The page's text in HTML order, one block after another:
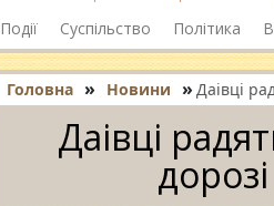
Події Суспільство Політика
Головна » Новини » Даівці
Даівці